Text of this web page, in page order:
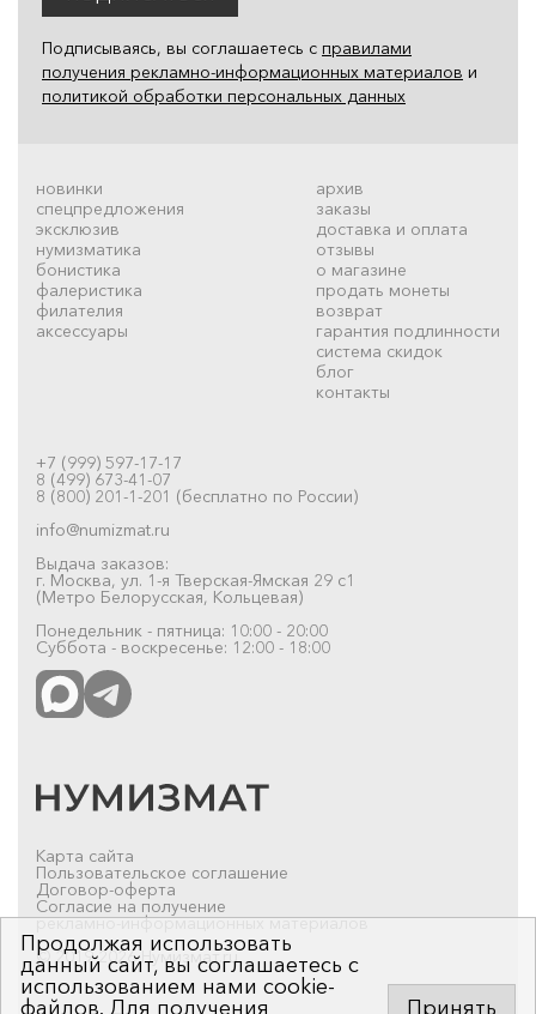
Подписываясь, вы соглашаетесь с правилами
получения рекламно-информационных материалов и
политикой обработки персональных данных
новинки
спецпредложения
эксклюзив
нумизматика
бонистика
фалеристика
филателия
аксессуары
архив
заказы
доставка и оплата
отзывы
о магазине
продать монеты
возврат
гарантия подлинности
система скидок
блог
контакты
+7 (999) 597-17-17
8 (499) 673-41-07
8 (800) 201-1-201 (бесплатно по России)
info@numizmat.ru
Выдача заказов:
г. Москва, ул. 1-я Тверская-Ямская 29 с1
(Метро Белорусская, Кольцевая)
Понедельник - пятница: 10:00 - 20:00
Суббота - воскресенье: 12:00 - 18:00
Карта сайта
Пользовательское соглашение
Договор-оферта
Согласие на получение
рекламно-информационных материалов
© 2019-2026 Нумизмат.ru
Продолжая использовать
данный сайт, вы соглашаетесь с
использованием нами cookie-
файлов. Для получения
Принять